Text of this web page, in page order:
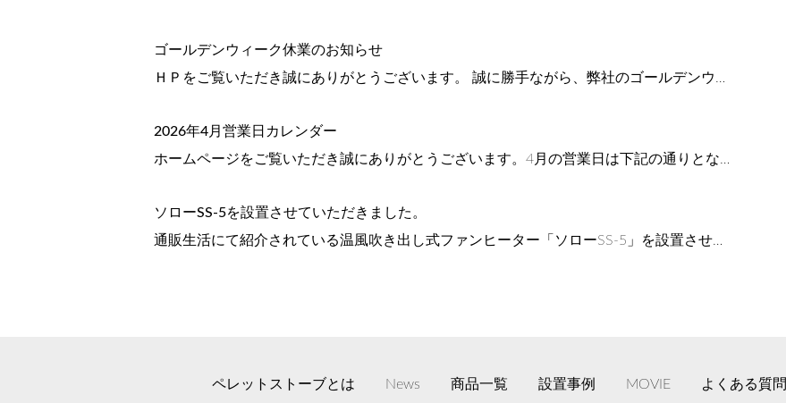
ゴールデンウィーク休業のお知らせ
ＨＰをご覧いただき誠にありがとうございます。 誠に勝手ながら、弊社のゴールデンウ…
2026年4月営業日カレンダー
ホームページをご覧いただき誠にありがとうございます。4月の営業日は下記の通りとな…
ソローSS-5を設置させていただきました。
通販生活にて紹介されている温風吹き出し式ファンヒーター「ソローSS-5」を設置させ…
ペレットストーブとは News 商品一覧 設置事例 MOVIE よくある質問